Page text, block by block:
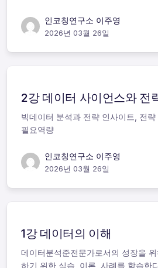
인코칭연구소 이주영
2026년 03월 26일
2강 데이터 사이언스와 전
빅데이터 분석과 전략 인사이트, 전
필요역량
인코칭연구소 이주영
2026년 03월 26일
1강 데이터의 이해
데이터분석준전문가로서의 성장을
하기 위한 실습, 이론, 사례를 학습한